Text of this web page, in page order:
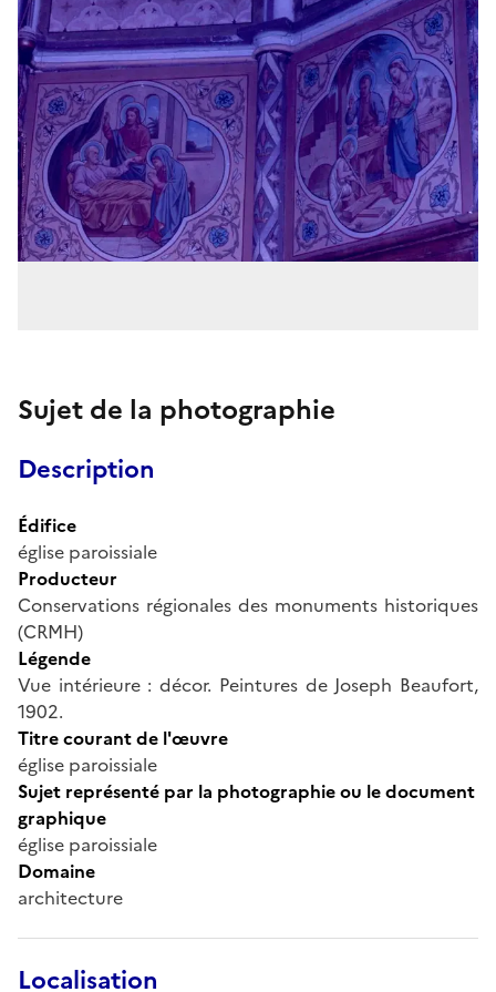
Sujet de la photographie
Description
Édifice
église paroissiale
Producteur
Conservations régionales des monuments historiques
(CRMH)
Légende
Vue intérieure : décor. Peintures de Joseph Beaufort,
1902.
Titre courant de l'œuvre
église paroissiale
Sujet représenté par la photographie ou le document
graphique
église paroissiale
Domaine
architecture
Localisation